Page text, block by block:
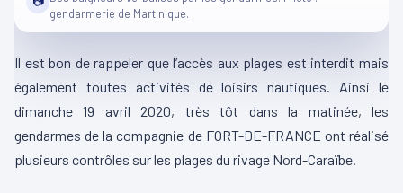
gendarmerie de Martinique.
Il est bon de rappeler que l’accès aux plages est interdit mais
également toutes activités de loisirs nautiques. Ainsi le
dimanche 19 avril 2020, très tôt dans la matinée, les
gendarmes de la compagnie de FORT-DE-FRANCE ont réalisé
plusieurs contrôles sur les plages du rivage Nord-Caraïbe.